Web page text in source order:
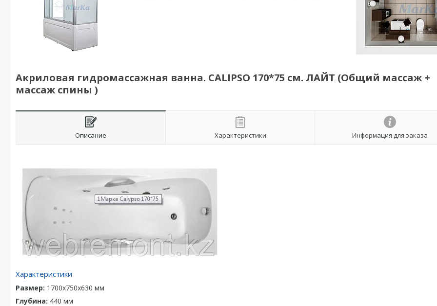
Акриловая гидромассажная ванна. CALIPSO 170*75 см. ЛАЙТ (Общий массаж +
массаж спины )
Описание Характеристики Информация для заказа
Характеристики
Размер: 1700x750x630 мм
Глубина: 440 мм